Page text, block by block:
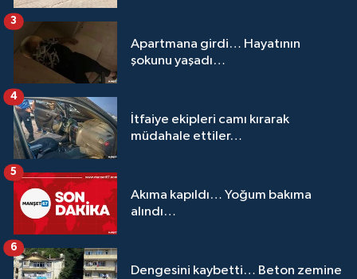
Apartmana girdi… Hayatının
şokunu yaşadı…
3
İtfaiye ekipleri camı kırarak
müdahale ettiler…
4
Akıma kapıldı… Yoğum bakıma
alındı…
5
Dengesini kaybetti… Beton zemine
6